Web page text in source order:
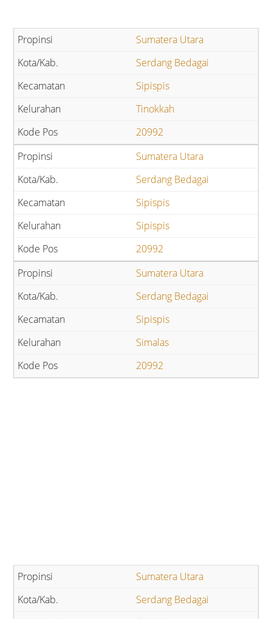
Sumatera Utara
Serdang Bedagai
Sipispis
Tinokkah
20992
Sumatera Utara
Serdang Bedagai
Sipispis
Sipispis
20992
Sumatera Utara
Serdang Bedagai
Sipispis
Simalas
20992
Sumatera Utara
Serdang Bedagai